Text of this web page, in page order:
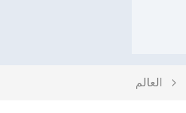
العالم